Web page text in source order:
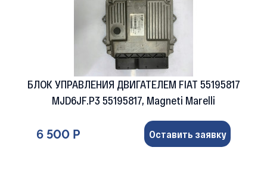
БЛОК УПРАВЛЕНИЯ ДВИГАТЕЛЕМ FIAT 55195817
MJD6JF.P3 55195817, Magneti Marelli
6 500 Р Оставить заявку